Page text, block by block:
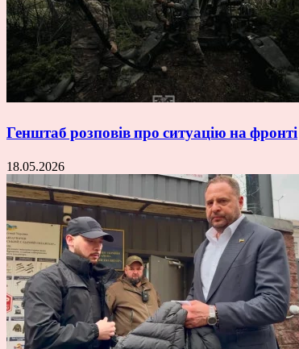
Генштаб розповів про ситуацію на фронті
18.05.2026